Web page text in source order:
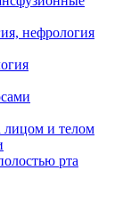
нефрология
лицом и телом
рта